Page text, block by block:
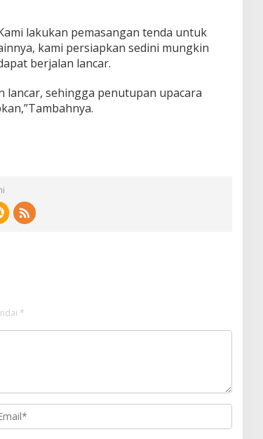
lakukan pemasangan tenda untuk
kami persiapkan sedini mungkin
berjalan lancar.
lancar, sehingga penutupan upacara
*